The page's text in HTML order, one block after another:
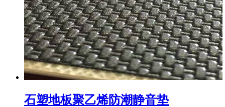
石塑地板聚乙烯防潮静音垫